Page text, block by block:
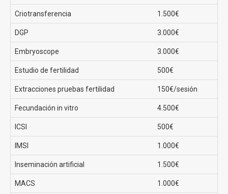
Precios fecundación in vitro en Clínicas EVA
Elprecio de una FIV convencional en Clínicas EVA
comienza en los 2690€
sin duda un precio sin
competencia en toda España. Además ofrecen
Ovodonación
El tratamiento de fertilidad con mayor tasa de éxito
puesto que se realiza una fecundación in vitro recibiendo
óvulos de donante.
Tasas de éxito en la ovodonación en Clínicas EVA
Criotransferencia 1.500€
DGP 3.000€
Embryoscope 3.000€
Estudio de fertilidad 500€
Extracciones pruebas fertilidad 150€/sesión
Fecundación in vitro 4.500€
ICSI 500€
IMSI 1.000€
Inseminación artificial 1.500€
MACS 1.000€